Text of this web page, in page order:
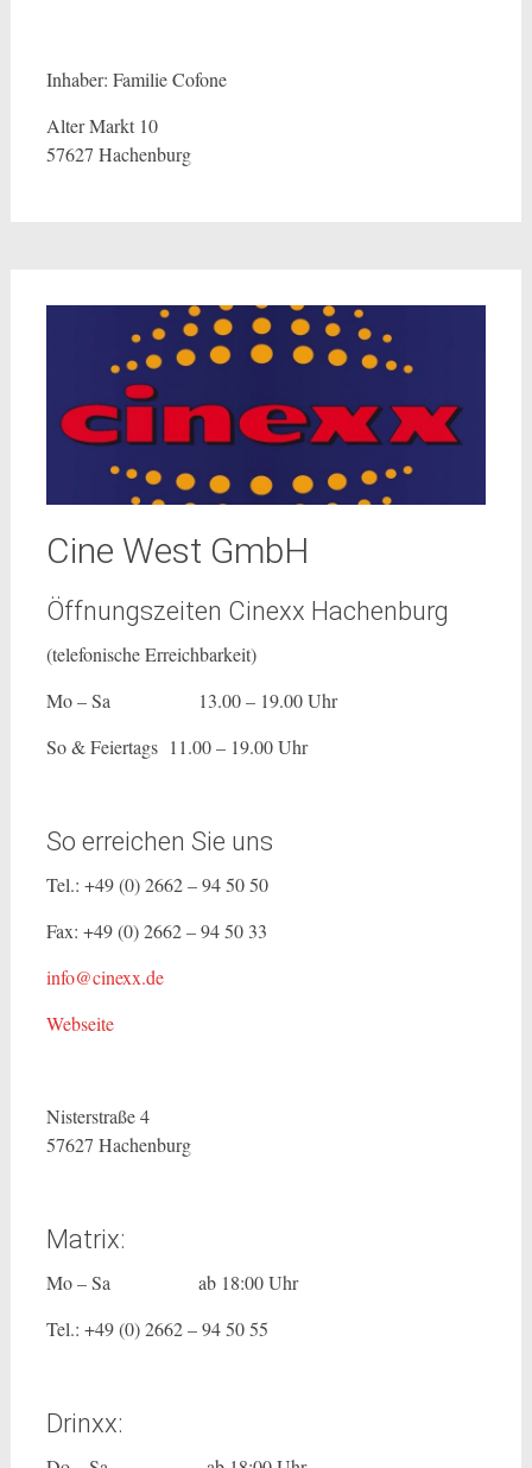
Inhaber: Familie Cofone
Alter Markt 10
57627 Hachenburg
Cine West GmbH
Öffnungszeiten Cinexx Hachenburg
(telefonische Erreichbarkeit)
Mo – Sa 13.00 – 19.00 Uhr
So & Feiertags 11.00 – 19.00 Uhr
So erreichen Sie uns
Tel.: +49 (0) 2662 – 94 50 50
Fax: +49 (0) 2662 – 94 50 33
info@cinexx.de
Webseite
Nisterstraße 4
57627 Hachenburg
Matrix:
Mo – Sa ab 18:00 Uhr
Tel.: +49 (0) 2662 – 94 50 55
Drinxx: